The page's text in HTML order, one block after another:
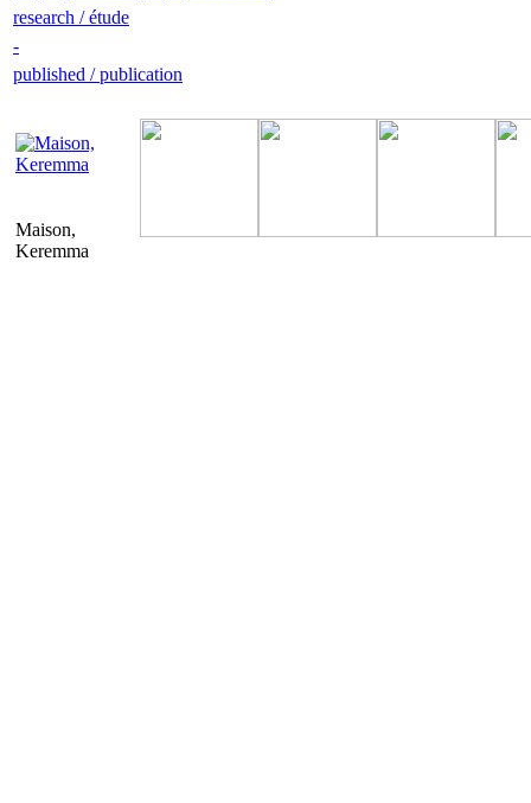
research / étude
-
published / publication
Maison,
Keremma